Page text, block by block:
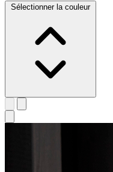
Sélectionner la couleur